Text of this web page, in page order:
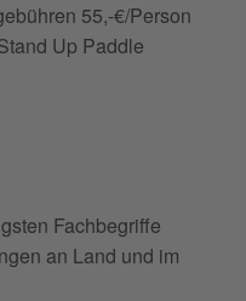
55,-€/Person
Up Paddle
Fachbegriffe
an Land und im